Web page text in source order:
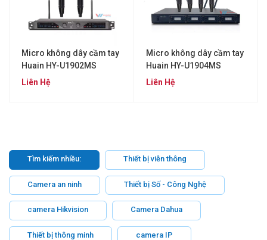
Micro không dây cầm tay
Huain HY-U1902MS
Liên Hệ
Micro không dây cầm tay
Huain HY-U1904MS
Liên Hệ
Tìm kiếm nhiều: Thiết bị viễn thông
Camera an ninh Thiết bị Số - Công Nghệ
camera Hikvision Camera Dahua
Thiết bị thông minh camera IP